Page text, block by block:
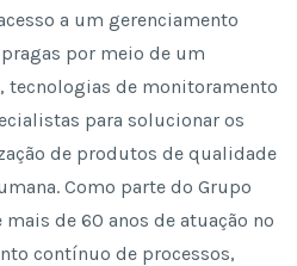
a um gerenciamento
por meio de um
tecnologias de monitoramento
para solucionar os
de produtos de qualidade
Como parte do Grupo
de 60 anos de atuação no
contínuo de processos,